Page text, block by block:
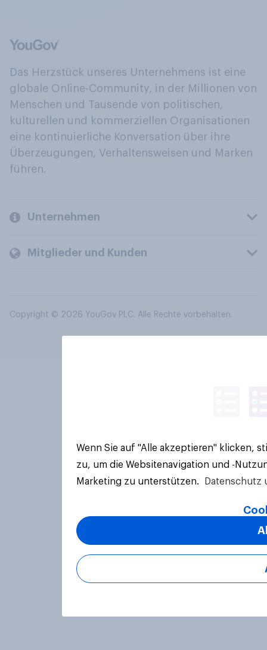
Das Herzstück unseres Unternehmens ist eine
globale Online-Community, in der Millionen von
Menschen und Tausende von politischen,
kulturellen und kommerziellen Organisationen
eine kontinuierliche Konversation über ihre
Überzeugungen, Verhaltensweisen und Marken
führen.
Unternehmen
Mitglieder und Kunden
Copyright © 2026 YouGov PLC. Alle Rechte vorbehalten.
Wenn Sie auf "Alle akzeptieren" klicken,
zu, um die Websitenavigation und -
Marketing zu unterstützen.
Datenschutz